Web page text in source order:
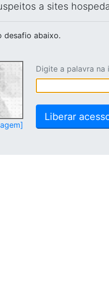
a sites
desafio abaixo.
Digite a palavra na